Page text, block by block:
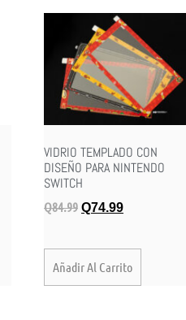
VIDRIO TEMPLADO CON
DISEÑO PARA NINTENDO
SWITCH
Q84.99 Q74.99
Añadir Al Carrito